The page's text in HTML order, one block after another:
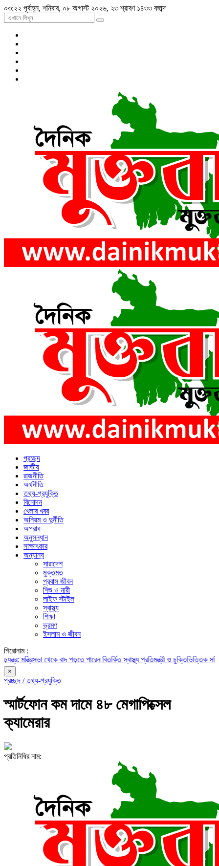
০৩:২২ পূর্বাহ্ন, শনিবার, ০৮ অগাস্ট ২০২৬, ২৩ শ্রাবণ ১৪৩৩ বঙ্গাব্দ
প্রচ্ছদ
জাতীয়
রাজনীতি
অর্থনীতি
তথ্য-প্রযুক্তি
বিনোদন
খেলার খবর
অনিয়ম ও দুর্নীতি
অপরাধ
অনুসন্ধান
সাক্ষাৎকার
অন্যান্য
সারাদেশ
মুক্তমত
প্রবাস জীবন
শিশু ও নারী
লাইফ স্টাইল
স্বাস্থ্য
শিক্ষা
ভ্রমণ
ইসলাম ও জীবন
শিরোনাম :
থেকে বাদ পড়তে পারেন বিতর্কিত স্বাস্থ্য প্রতিমন্ত্রী ও চুক্তিভিত্তিক সচিব!রাজস্ব
×
প্রচ্ছদ / তথ্য-প্রযুক্তি
স্মার্টফোন কম দামে ৪৮ মেগাপিক্সেল
ক্যামেরার
প্রতিনিধির নাম: